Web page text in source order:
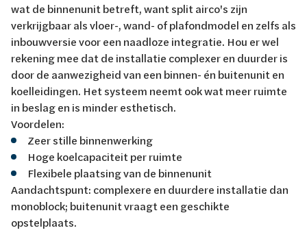
wat de binnenunit betreft, want split airco's zijn
verkrijgbaar als vloer-, wand- of plafondmodel en zelfs als
inbouwversie voor een naadloze integratie. Hou er wel
rekening mee dat de installatie complexer en duurder is
door de aanwezigheid van een binnen- én buitenunit en
koelleidingen. Het systeem neemt ook wat meer ruimte
in beslag en is minder esthetisch.
Voordelen:
Zeer stille binnenwerking
Hoge koelcapaciteit per ruimte
Flexibele plaatsing van de binnenunit
Aandachtspunt: complexere en duurdere installatie dan
monoblock; buitenunit vraagt een geschikte
opstelplaats.